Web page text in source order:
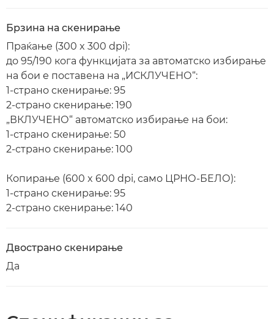
Брзина на скенирање
Праќање (300 x 300 dpi):
до 95/190 кога функцијата за автоматско избирање
на бои е поставена на „ИСКЛУЧЕНО“:
1-страно скенирање: 95
2-страно скенирање: 190
„ВКЛУЧЕНО“ автоматско избирање на бои:
1-страно скенирање: 50
2-страно скенирање: 100
Копирање (600 x 600 dpi, само ЦРНО-БЕЛО):
1-страно скенирање: 95
2-страно скенирање: 140
Двострано скенирање
Да